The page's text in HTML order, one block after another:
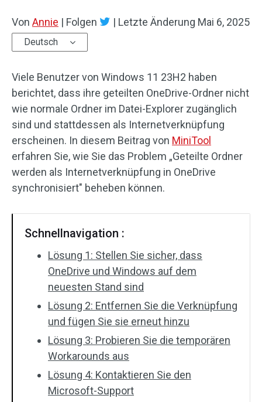
Von Annie | Folgen | Letzte Änderung Mai 6, 2025
Deutsch
Viele Benutzer von Windows 11 23H2 haben
berichtet, dass ihre geteilten OneDrive-Ordner nicht
wie normale Ordner im Datei-Explorer zugänglich
sind und stattdessen als Internetverknüpfung
erscheinen. In diesem Beitrag von MiniTool
erfahren Sie, wie Sie das Problem „Geteilte Ordner
werden als Internetverknüpfung in OneDrive
synchronisiert" beheben können.
Schnellnavigation :
Lösung 1: Stellen Sie sicher, dass
OneDrive und Windows auf dem
neuesten Stand sind
Lösung 2: Entfernen Sie die Verknüpfung
und fügen Sie sie erneut hinzu
Lösung 3: Probieren Sie die temporären
Workarounds aus
Lösung 4: Kontaktieren Sie den
Microsoft-Support